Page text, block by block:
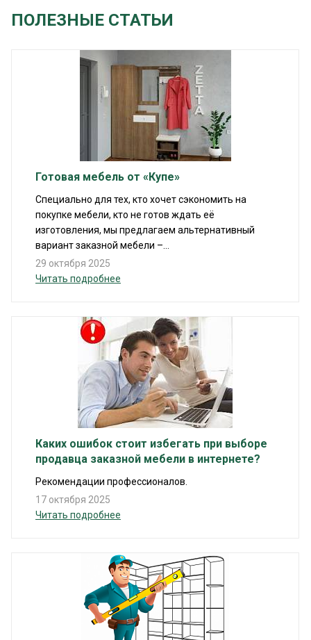
ПОЛЕЗНЫЕ СТАТЬИ
Готовая мебель от «Купе»
Специально для тех, кто хочет сэкономить на
покупке мебели, кто не готов ждать её
изготовления, мы предлагаем альтернативный
вариант заказной мебели –...
29 октября 2025
Читать подробнее
Каких ошибок стоит избегать при выборе
продавца заказной мебели в интернете?
Рекомендации профессионалов.
17 октября 2025
Читать подробнее